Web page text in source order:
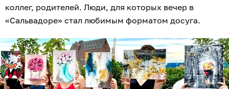
коллег, родителей. Люди, для которых вечер в
«Сальвадоре» стал любимым форматом досуга.